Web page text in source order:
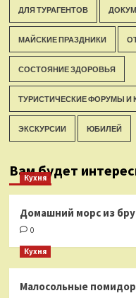
ДЛЯ ТУРАГЕНТОВ
МАЙСКИЕ ПРАЗДНИКИ
СОСТОЯНИЕ ЗДОРОВЬЯ
ТУРИСТИЧЕСКИЕ ФОРУМЫ И
ЭКСКУРСИИ ЮБИЛЕЙ
Вам будет
Кухня
Домашний морс из
0
Кухня
Малосольные